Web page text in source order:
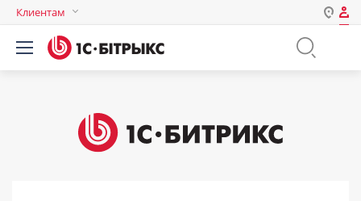
Клиентам
Авторизация
Логин